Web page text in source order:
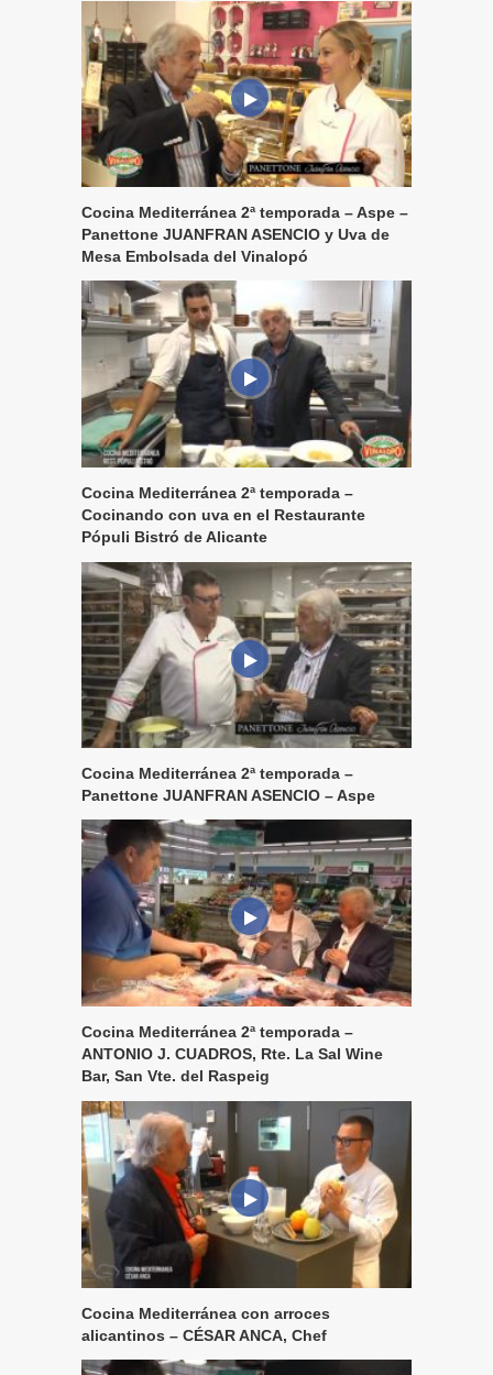
Cocina Mediterránea 2ª temporada – Aspe –
Panettone JUANFRAN ASENCIO y Uva de
Mesa Embolsada del Vinalopó
Cocina Mediterránea 2ª temporada –
Cocinando con uva en el Restaurante
Pópuli Bistró de Alicante
Cocina Mediterránea 2ª temporada –
Panettone JUANFRAN ASENCIO – Aspe
Cocina Mediterránea 2ª temporada –
ANTONIO J. CUADROS, Rte. La Sal Wine
Bar, San Vte. del Raspeig
Cocina Mediterránea con arroces
alicantinos – CÉSAR ANCA, Chef